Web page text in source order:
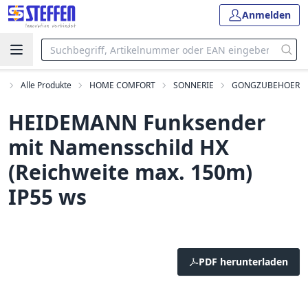
Anmelden
Alle Produkte HOME COMFORT SONNERIE GONGZUBEHOER
HEIDEMANN Funksender
mit Namensschild HX
(Reichweite max. 150m)
IP55 ws
PDF herunterladen